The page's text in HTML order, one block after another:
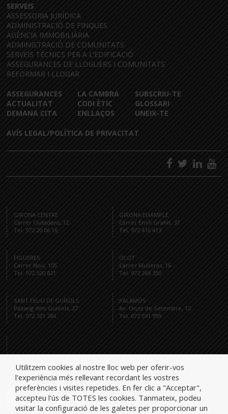
SERVEIS
ASSESSORIA JURÍDICA
ADMINISTRACIÓ DE FINQUES
AGÈNCIA IMMOBILIÀRIA
ADMINISTRACIÓ DE COMUNITATS
SERVEIS TÈCNICS PER A L’EDIFICACIÓ
ASSEGURANCES DE LLOGUERS I COMUNITATS
REFORMAR I LLOGAR
ASSEGURANCES
ACTUALITAT
DEMANA CITA
LA CAMBRA
CODI ÈTIC
ENLLAÇOS
SUBSCRIU-TE
GLOSSARI
UNEIX-TE
AVÍS LEGAL/POLÍTICA DE PRIVACITAT
GIRONA CENTRE
Carrer Ciutadans, 12
Tel. 972 20 06 16
GIRONA EIXAMPLE
Carrer Emili Grahit, 37
Tel. 972 416 413
FIGUERES
Carrer Nou, 105
Tel. 972 500 821
OLOT
Carrer Mulleras, 16
Tel. 972 268 350
SANT FELIU DE GUÍXOLS
Passeig dels Guíxols, 27
Tel. 972 321 284
PALAMÓS
Av. Onze de Setembre, 12
Tel. 872 591 959
Utilitzem cookies al nostre lloc web per oferir-vos
l'experiència més rellevant recordant les vostres
preferències i visites repetides. En fer clic a "Acceptar",
accepteu l'ús de TOTES les cookies. Tanmateix, podeu
visitar la configuració de les galetes per proporcionar un